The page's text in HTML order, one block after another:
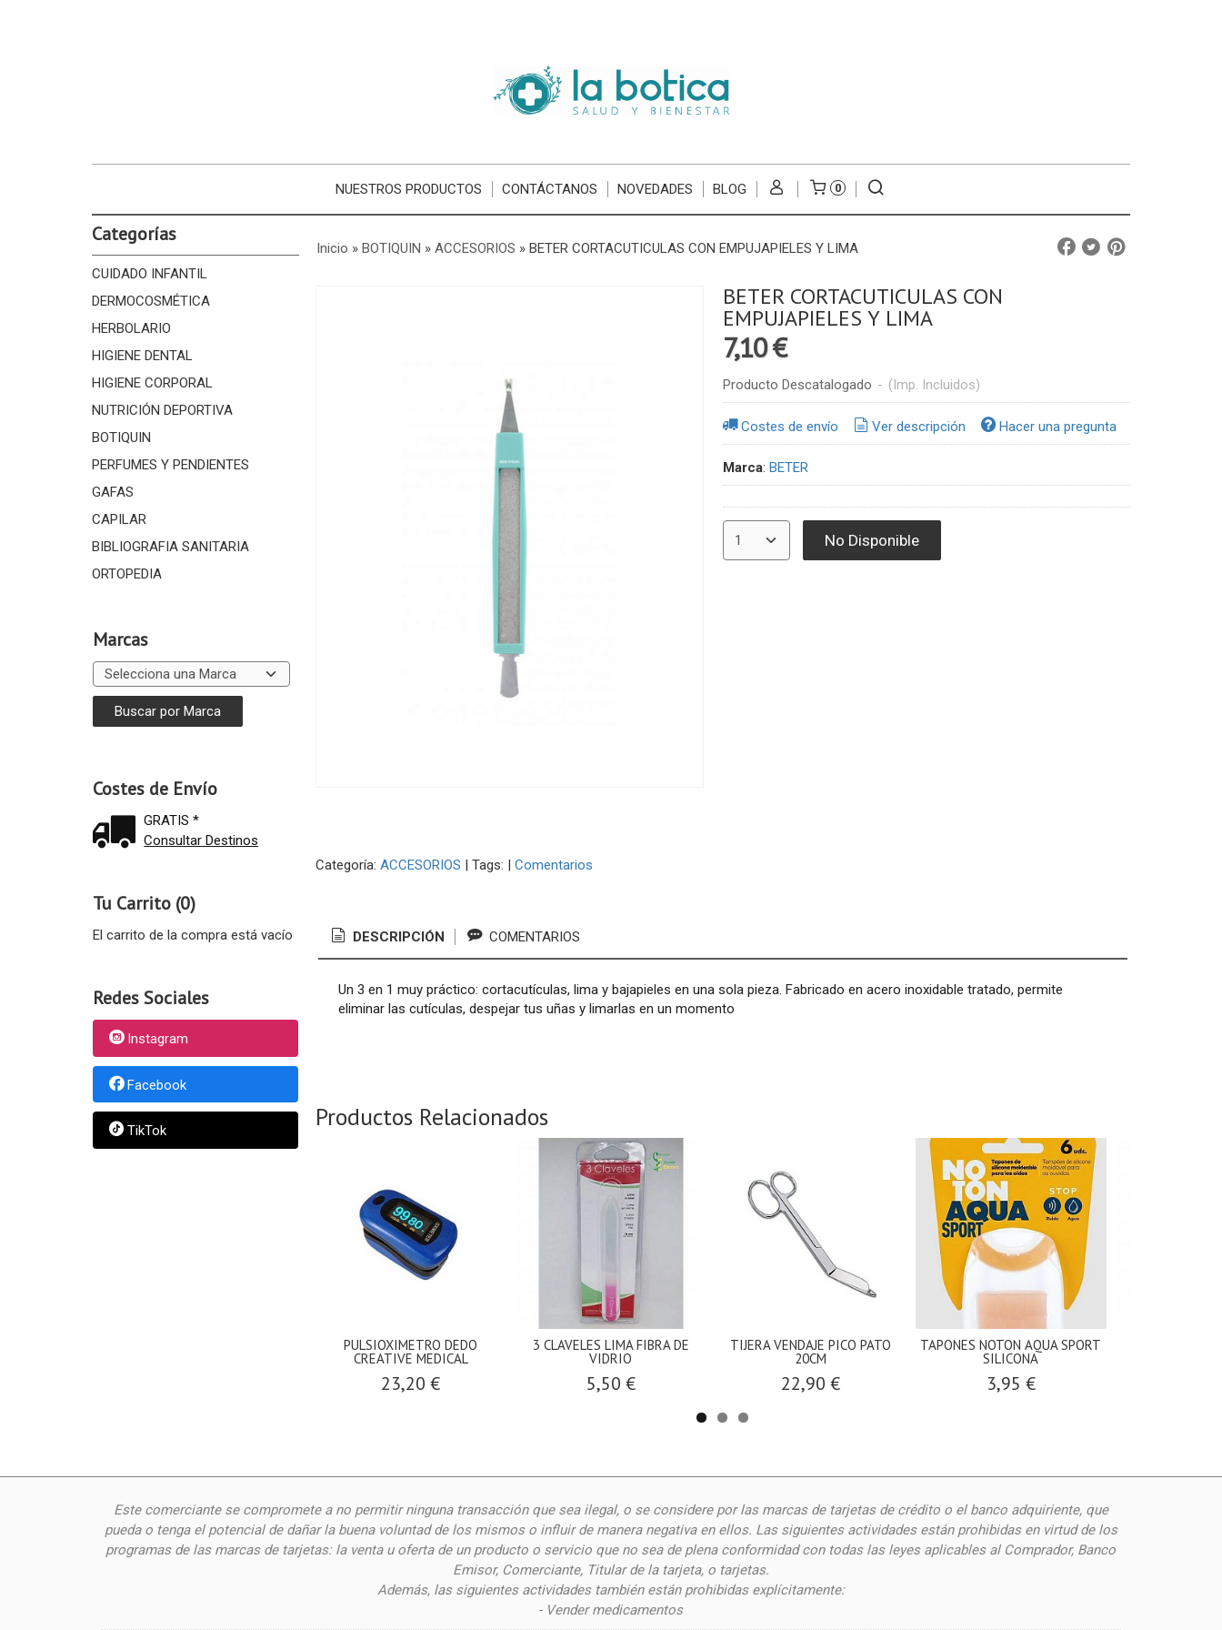
NUESTROS PRODUCTOS CONTÁCTANOS NOVEDADES BLOG 0
Categorías
CUIDADO INFANTIL
DERMOCOSMÉTICA
HERBOLARIO
HIGIENE DENTAL
HIGIENE CORPORAL
NUTRICIÓN DEPORTIVA
BOTIQUIN
PERFUMES Y PENDIENTES
GAFAS
CAPILAR
BIBLIOGRAFIA SANITARIA
ORTOPEDIA
Marcas
Costes de Envío
GRATIS *
Consultar Destinos
Tu Carrito (0)
El carrito de la compra está vacío
Redes Sociales
Instagram
Facebook
TikTok
Inicio » BOTIQUIN » ACCESORIOS » BETER CORTACUTICULAS CON EMPUJAPIELES Y LIMA
BETER CORTACUTICULAS CON
EMPUJAPIELES Y LIMA
7,10 €
Producto Descatalogado - (Imp. Incluidos)
Costes de envío Ver descripción Hacer una pregunta
Marca: BETER
No Disponible
Categoría: ACCESORIOS | Tags: | Comentarios
DESCRIPCIÓN COMENTARIOS
Un 3 en 1 muy práctico: cortacutículas, lima y bajapieles en una sola pieza. Fabricado en acero inoxidable tratado, permite
eliminar las cutículas, despejar tus uñas y limarlas en un momento
Productos Relacionados
PULSIOXIMETRO DEDO
CREATIVE MEDICAL
23,20 €
3 CLAVELES LIMA FIBRA DE
VIDRIO
5,50 €
TIJERA VENDAJE PICO PATO
20CM
22,90 €
TAPONES NOTON AQUA SPORT
SILICONA
3,95 €
Este comerciante se compromete a no permitir ninguna transacción que sea ilegal, o se considere por las marcas de tarjetas de crédito o el banco adquiriente, que
pueda o tenga el potencial de dañar la buena voluntad de los mismos o influir de manera negativa en ellos. Las siguientes actividades están prohibidas en virtud de los
programas de las marcas de tarjetas: la venta u oferta de un producto o servicio que no sea de plena conformidad con todas las leyes aplicables al Comprador, Banco
Emisor, Comerciante, Titular de la tarjeta, o tarjetas.
Además, las siguientes actividades también están prohibidas explícitamente:
- Vender medicamentos